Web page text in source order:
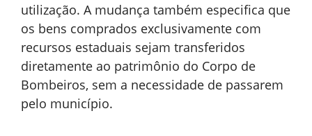
utilização. A mudança também especifica que
os bens comprados exclusivamente com
recursos estaduais sejam transferidos
diretamente ao patrimônio do Corpo de
Bombeiros, sem a necessidade de passarem
pelo município.